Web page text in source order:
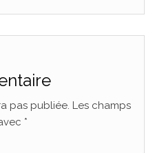
pas publiée. Les champs
*